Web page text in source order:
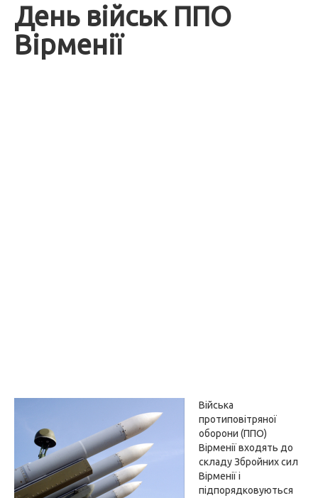
День військ ППО
Вірменії
Війська
протиповітряної
оборони (ППО)
Вірменії входять до
складу Збройних сил
Вірменії і
підпорядковуються